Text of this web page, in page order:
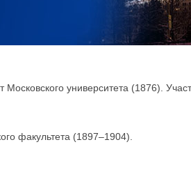
университета (1876).
факультета (1897–1904).